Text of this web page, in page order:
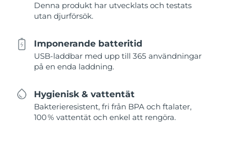
Denna produkt har utvecklats och testats
utan djurförsök.
Imponerande batteritid
USB-laddbar med upp till 365 användningar
på en enda laddning.
Hygienisk & vattentät
Bakterieresistent, fri från BPA och ftalater,
100 % vattentät och enkel att rengöra.